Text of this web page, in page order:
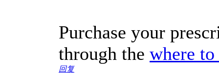
Purchase your
through the where
回复